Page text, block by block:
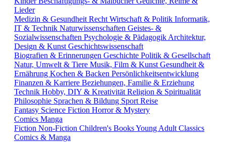
Lieder
Medizin & Gesundheit Recht Wirtschaft & Politik Informatik,
IT & Technik Naturwissenschaften Geistes- &
Sozialwissenschaften Psychologie & Pädagogik Architektur,
Design & Kunst Geschichtswissenschaft
Biografien & Erinnerungen Geschichte Politik & Gesellschaft
Natur, Umwelt & Tiere Musik, Film & Kunst Gesundheit &
Ernährung Kochen & Backen Persönlichkeitsentwicklung
Finanzen & Karriere Beziehungen, Familie & Erziehung
Technik Hobby, DIY & Kreativität Religion & Spiritualität
Philosophie Sprachen & Bildung Sport Reise
Fantasy Science Fiction Horror & Mystery
Comics Manga
Fiction Non-Fiction Children's BooksYoung Adult Classics
Comics & Manga